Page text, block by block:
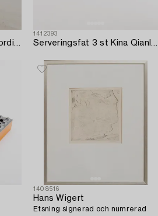
Golvlampor ett par NK (Nordiska kompaniet) 1900-talets andra hälft.
1412393
Serveringsfat 3 st Kina Qianlong (1736-95) porslin.
1408516
Hans Wigert
Etsning signerad och numrerad